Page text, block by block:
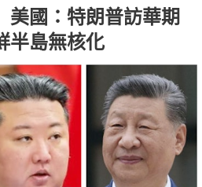
國：特朗普訪華期
半島無核化